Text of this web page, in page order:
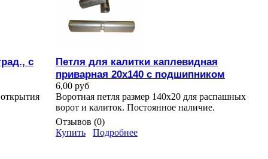
с
Петля для калитки каплевидная
приварная 20х140 с подшипником
6,00 руб
Воротная петля размер 140х20 для распашных
ворот и калиток. Постоянное наличие.
Отзывов (0)
Купить
Подробнее